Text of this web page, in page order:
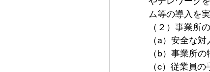
ム等の導入を
（２）事業所
（a）安全な
（b）事業所
（c）従業員